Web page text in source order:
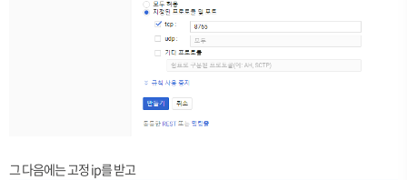
그 다음에는 고정 ip를 받고